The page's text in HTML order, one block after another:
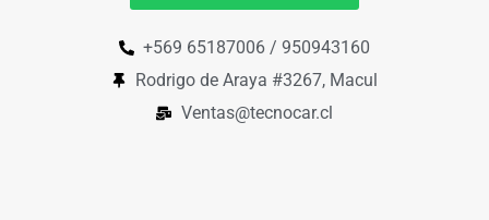
+569 65187006 / 950943160
Rodrigo de Araya #3267, Macul
Ventas@tecnocar.cl